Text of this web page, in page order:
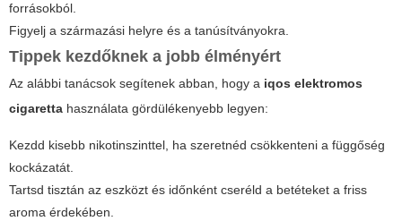
forrásokból.
Figyelj a származási helyre és a tanúsítványokra.
Tippek kezdőknek a jobb élményért
Az alábbi tanácsok segítenek abban, hogy a iqos elektromos
cigaretta használata gördülékenyebb legyen:
Kezdd kisebb nikotinszinttel, ha szeretnéd csökkenteni a függőség
kockázatát.
Tartsd tisztán az eszközt és időnként cseréld a betéteket a friss
aroma érdekében.